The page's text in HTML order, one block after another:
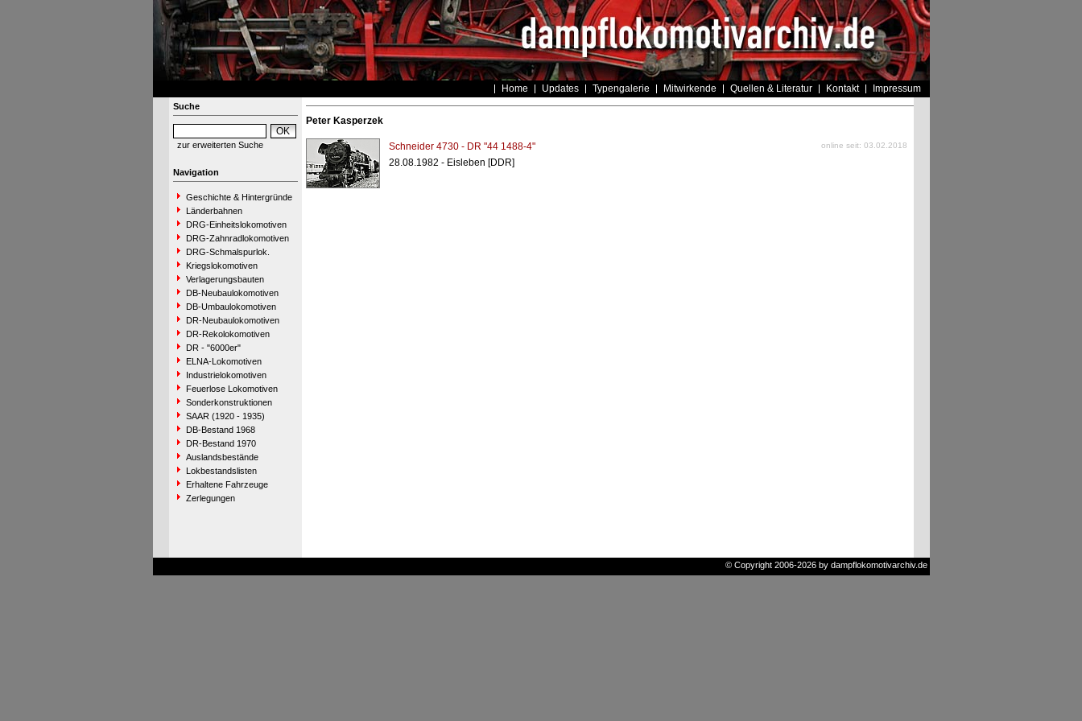
Home Updates Typengalerie Mitwirkende Quellen & Literatur Kontakt Impressum
Suche
zur erweiterten Suche
Navigation
Geschichte & Hintergründe
Länderbahnen
DRG-Einheitslokomotiven
DRG-Zahnradlokomotiven
DRG-Schmalspurlok.
Kriegslokomotiven
Verlagerungsbauten
DB-Neubaulokomotiven
DB-Umbaulokomotiven
DR-Neubaulokomotiven
DR-Rekolokomotiven
DR - "6000er"
ELNA-Lokomotiven
Industrielokomotiven
Feuerlose Lokomotiven
Sonderkonstruktionen
SAAR (1920 - 1935)
DB-Bestand 1968
DR-Bestand 1970
Auslandsbestände
Lokbestandslisten
Erhaltene Fahrzeuge
Zerlegungen
Peter Kasperzek
Schneider 4730 - DR "44 1488-4" online seit: 03.02.2018
28.08.1982 - Eisleben [DDR]
© Copyright 2006-2026 by dampflokomotivarchiv.de